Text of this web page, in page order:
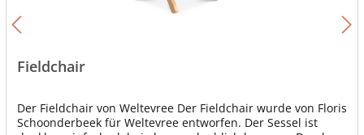
Fieldchair
Der Fieldchair von Weltevree Der Fieldchair wurde von Floris
Schoonderbeek für Weltevree entworfen. Der Sessel ist